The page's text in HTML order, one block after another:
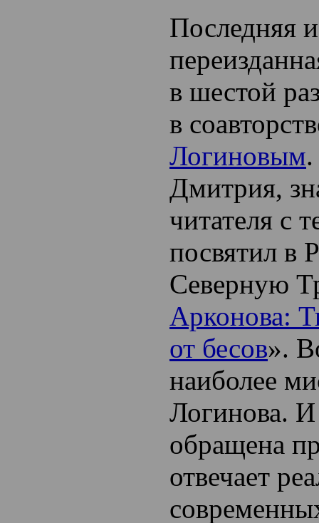
Последняя
в шестой
в
Логиновым
Дмитрия,
читателя с
посвятил в
Северную
Арконова:
от бесов».
наиболее
Логинова.
обращена
отвечает